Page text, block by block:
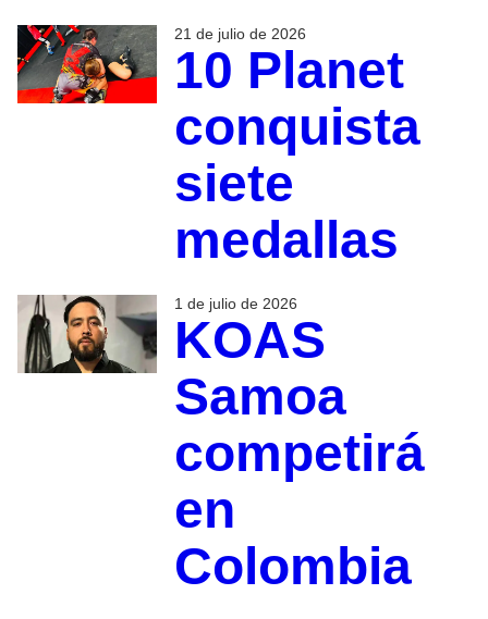
21 de julio de 2026
10 Planet
conquista
siete
medallas
1 de julio de 2026
KOAS
Samoa
competirá
en
Colombia